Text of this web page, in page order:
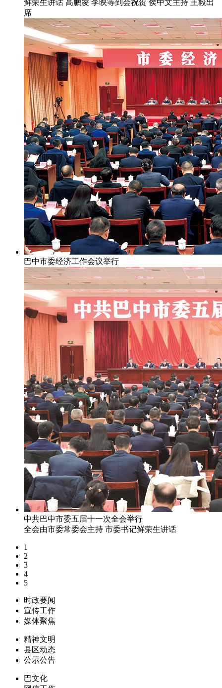
鲜荣生讲话 高鹏凌 李映等到会祝贺 侯中文主持 王毅出
席
巴中市委经济工作会议举行
中共巴中市委五届十一次全会举行
全会由市委常委会主持 市委书记鲜荣生讲话
1
2
3
4
5
时政要闻
宣传工作
媒体聚焦
精神文明
县区动态
公示公告
巴文化